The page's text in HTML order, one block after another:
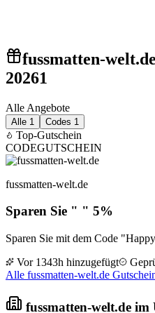
fussmatten-
20261
Alle Angebote
Alle 1 Codes 1
Top-Gutschein
CODEGUTSCHEIN
fussmatten-welt.de
Sparen Sie " " 5%
Sparen Sie mit dem Code
Vor 1343h hinzugefügt
Alle fussmatten-welt.de
fussmatten-welt.de